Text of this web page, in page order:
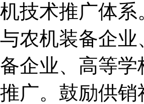
机技术推广体
与农机装备企
备企业、高等
推广。鼓励供